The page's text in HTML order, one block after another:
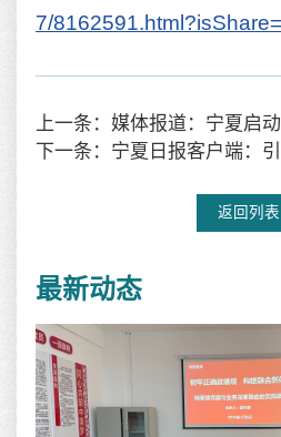
7/
返回列表
最新动态
我校召开2026届毕业生就
【宁夏大学新闻中心讯 姬晓姗/
2026届毕...